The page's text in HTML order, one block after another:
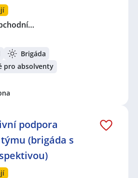
Brigáda
pro absolventy
podpora
(brigáda s